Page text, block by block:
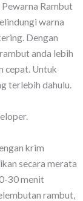
Rambut
warna
Dengan
anda lebih
cepat. Untuk
terlebih dahulu.
krim
secara merata
30 menit
rambut,